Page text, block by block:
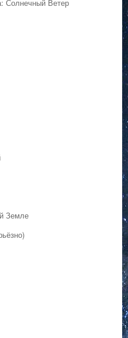
Солнечный Ветер
Земле